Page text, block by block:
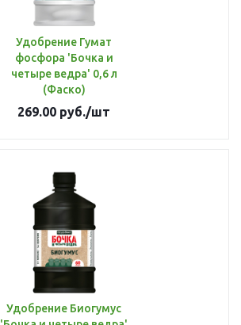
Удобрение Гумат
фосфора 'Бочка и
четыре ведра' 0,6 л
(Фаско)
269.00 руб./шт
Удобрение Биогумус